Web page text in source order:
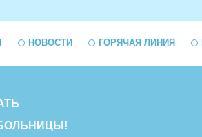
НОВОСТИ ГОРЯЧАЯ ЛИНИЯ